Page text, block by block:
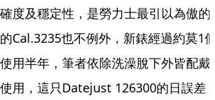
度及穩定性，是勞力士最引以為傲的
Cal.3235也不例外，新錶經過約莫1
用半年，筆者依除洗澡脫下外皆配戴
用，這只Datejust 126300的日誤差